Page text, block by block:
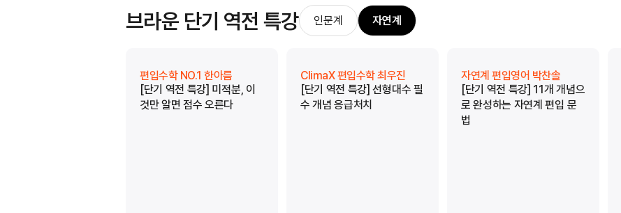
브라운 단기 역전 특강 인문계 자연계
편입수학 NO.1 한아름
[단기 역전 특강] 미적분, 이
것만 알면 점수 오른다
ClimaX 편입수학 최우진
[단기 역전 특강] 선형대수 필
수 개념 응급처치
자연계 편입영어 박찬솔
[단기 역전 특강] 11개 개념으
로 완성하는 자연계 편입 문
법